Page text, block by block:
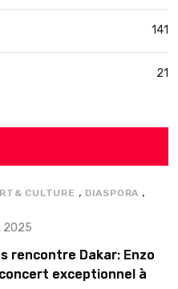
141
21
CULTURE , DIASPORA ,
2025
rencontre Dakar: Enzo
exceptionnel à